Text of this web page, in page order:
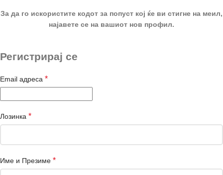
За да го искористите кодот за попуст кој ќе ви стигне на меил,
најавете се на вашиот нов профил.
Регистрирај се
Email адреса *
Лозинка *
Име и Презиме *